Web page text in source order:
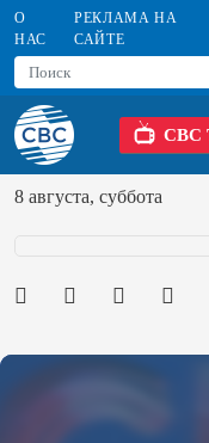
О
НАС
РЕКЛАМА НА
САЙТЕ
CBC
8 августа, суббота